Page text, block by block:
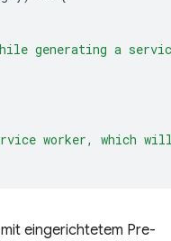
generating a
worker, which
eingerichtetem Pre-